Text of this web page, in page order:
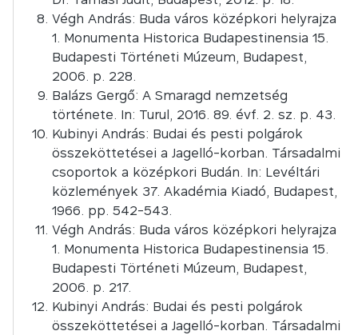
Végh András: Buda város középkori helyrajza
1. Monumenta Historica Budapestinensia 15.
Budapesti Történeti Múzeum, Budapest,
2006. p. 228.
Balázs Gergő: A Smaragd nemzetség
története. In: Turul, 2016. 89. évf. 2. sz. p. 43.
Kubinyi András: Budai és pesti polgárok
összeköttetései a Jagelló-korban. Társadalmi
csoportok a középkori Budán. In: Levéltári
közlemények 37. Akadémia Kiadó, Budapest,
1966. pp. 542-543.
Végh András: Buda város középkori helyrajza
1. Monumenta Historica Budapestinensia 15.
Budapesti Történeti Múzeum, Budapest,
2006. p. 217.
Kubinyi András: Budai és pesti polgárok
összeköttetései a Jagelló-korban. Társadalmi